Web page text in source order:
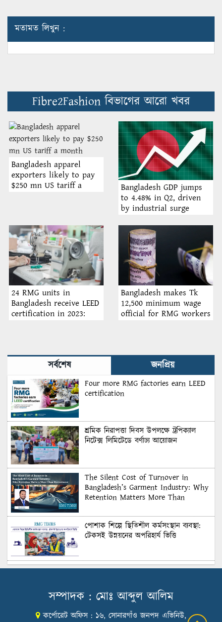
মতামত লিখুন :
Fibre2Fashion বিভাগের আরো খবর
Bangladesh apparel
exporters likely to pay
$250 mn US tariff a
Bangladesh GDP jumps
to 4.48% in Q2, driven
by industrial surge
24 RMG units in
Bangladesh receive LEED
certification in 2023:
Bangladesh makes Tk
12,500 minimum wage
official for RMG workers
সর্বশেষ জনপ্রিয়
Four more RMG factories earn LEED
certification
শ্রমিক নিরাপত্তা দিবস উপলক্ষে ট্রপিক্যাল
নিটেক্স লিমিটেডে বর্ণাঢ্য আয়োজন
The Silent Cost of Turnover in
Bangladesh’s Garment Industry: Why
Retention Matters More Than
পোশাক শিল্পে স্থিতিশীল কর্মসংস্থান ব্যবস্থা:
টেকসই উন্নয়নের অপরিহার্য ভিত্তি
শুল্কের দেয়াল ভাঙার সুযোগ: মার্কিন বাজারে
Honoring Excellence: Texstream
সম্পাদক : মোঃ আব্দুল আলিম
কর্পোরেট অফিস : ১৬, সোনারগাঁও জনপদ এভিনিউ,